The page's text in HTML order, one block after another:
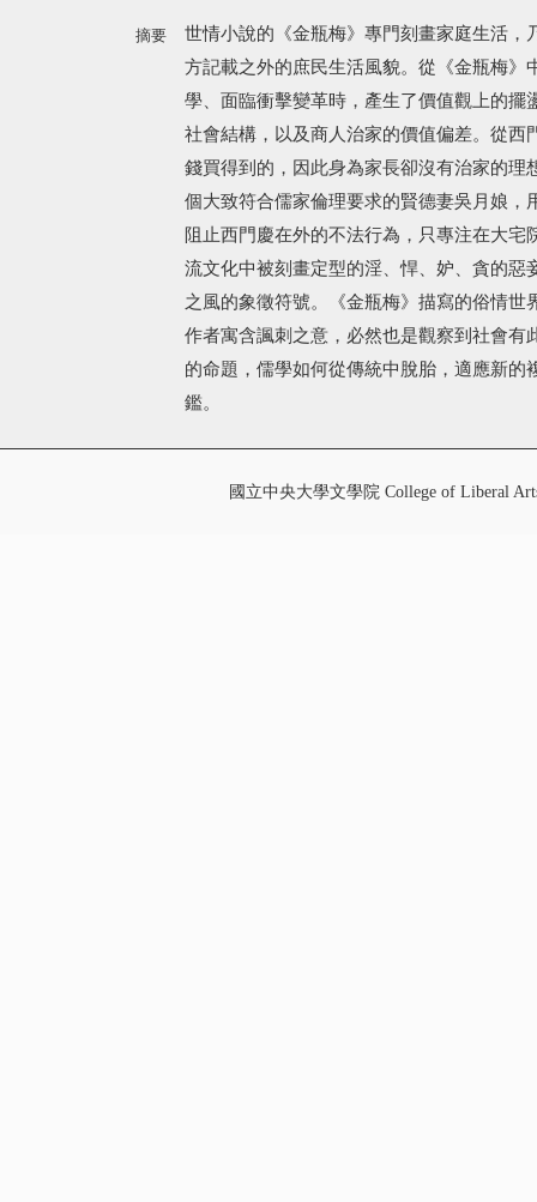
摘要
世情小說的《金瓶梅》專門刻畫家庭生活
方記載之外的庶民生活風貌。從《金瓶梅
學、面臨衝擊變革時，產生了價值觀上的
社會結構，以及商人治家的價值偏差。從
錢買得到的，因此身為家長卻沒有治家的
個大致符合儒家倫理要求的賢德妻吳月娘
阻止西門慶在外的不法行為，只專注在大
流文化中被刻畫定型的淫、悍、妒、貪的
之風的象徵符號。《金瓶梅》描寫的俗情
作者寓含諷刺之意，必然也是觀察到社會
的命題，儒學如何從傳統中脫胎，適應新
鑑。
國立中央大學文學院 College of Liberal